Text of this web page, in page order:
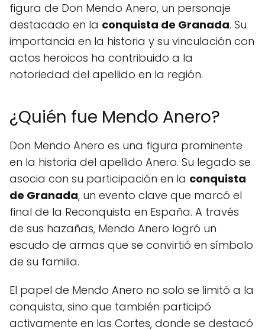
figura de Don Mendo Anero, un personaje
destacado en la conquista de Granada. Su
importancia en la historia y su vinculación con
actos heroicos ha contribuido a la
notoriedad del apellido en la región.
¿Quién fue Mendo Anero?
Don Mendo Anero es una figura prominente
en la historia del apellido Anero. Su legado se
asocia con su participación en la conquista
de Granada, un evento clave que marcó el
final de la Reconquista en España. A través
de sus hazañas, Mendo Anero logró un
escudo de armas que se convirtió en símbolo
de su familia.
El papel de Mendo Anero no solo se limitó a la
conquista, sino que también participó
activamente en las Cortes, donde se destacó